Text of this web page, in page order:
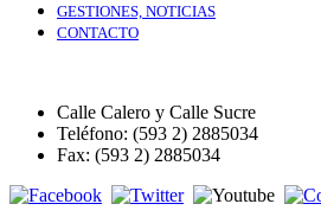
GESTIONES, NOTICIAS
CONTACTO
Calle Calero y Calle Sucre
Teléfono: (593 2) 2885034
Fax: (593 2) 2885034